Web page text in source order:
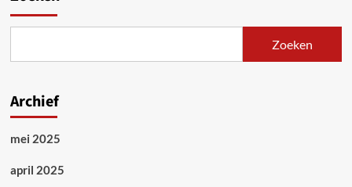
Zoeken
Archief
mei 2025
april 2025